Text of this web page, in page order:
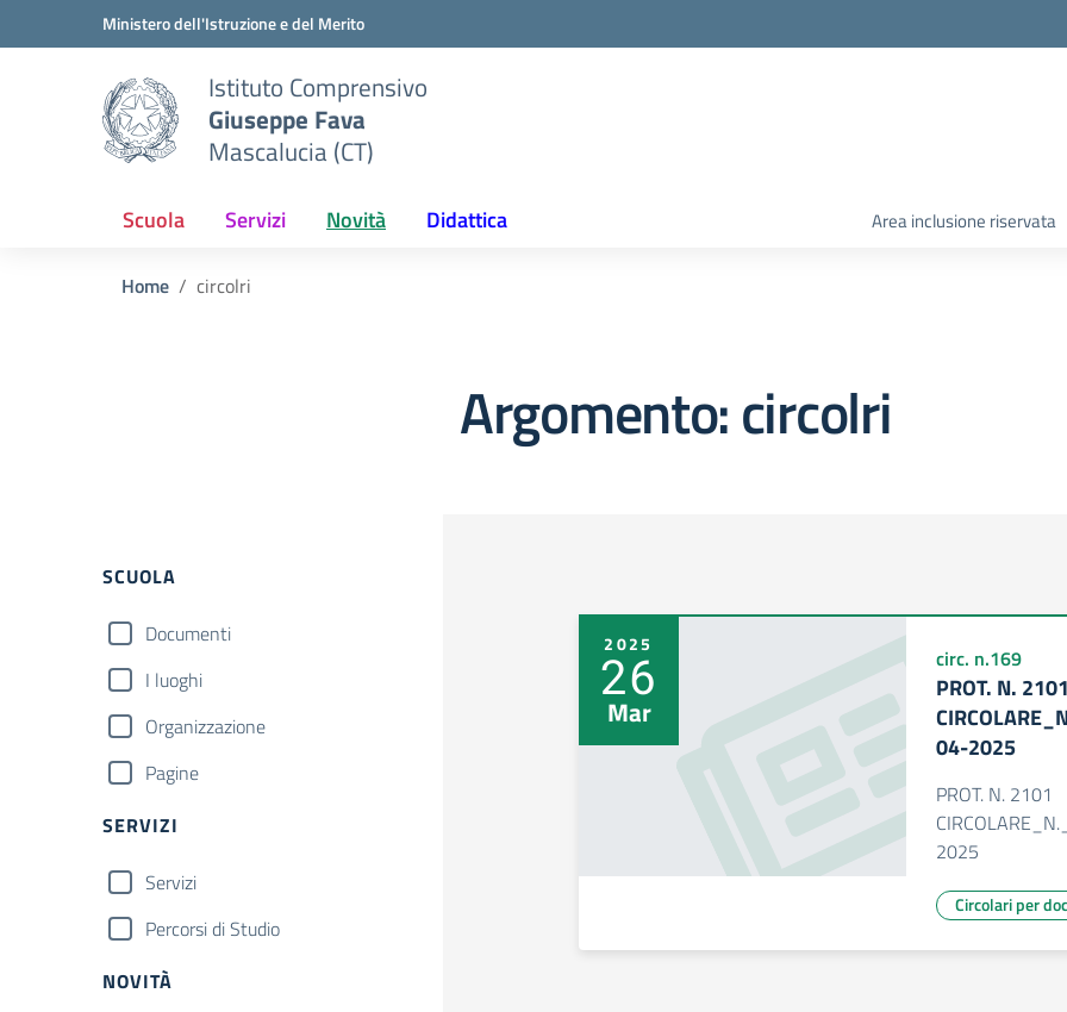
Vai ai contenuti
Vai al menu di navigazioneMinistero dell'Istruzione e del Merito
Istituto Comprensivo
Giuseppe Fava
Mascalucia (CT)
Scuola Servizi Novità Didattica Area inclusione riservata
Home circolri
Argomento: circolri
Filtri
SCUOLA
Documenti
I luoghi
Organizzazione
Pagine
SERVIZI
Servizi
Percorsi di Studio
NOVITÀ
2025
26
Mar
circ. n.169
PROT. N. 2101
04-2025
PROT. N. 2101
2025
Circolari per